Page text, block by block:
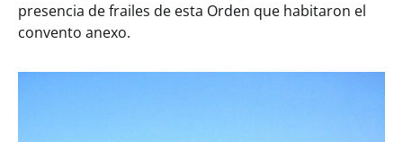
presencia de frailes de esta Orden que habitaron el
convento anexo.